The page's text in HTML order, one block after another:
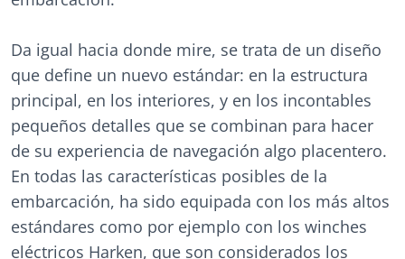
Da igual hacia donde mire, se trata de un diseño
que define un nuevo estándar: en la estructura
principal, en los interiores, y en los incontables
pequeños detalles que se combinan para hacer
de su experiencia de navegación algo placentero.
En todas las características posibles de la
embarcación, ha sido equipada con los más altos
estándares como por ejemplo con los winches
eléctricos Harken, que son considerados los